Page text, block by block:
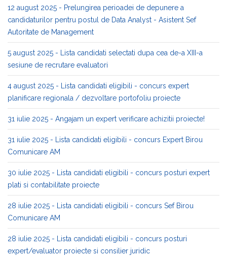
12 august 2025 - Prelungirea perioadei de depunere a
candidaturilor pentru postul de Data Analyst - Asistent Sef
Autoritate de Management
5 august 2025 - Lista candidati selectati dupa cea de-a XIII-a
sesiune de recrutare evaluatori
4 august 2025 - Lista candidati eligibili - concurs expert
planificare regionala / dezvoltare portofoliu proiecte
31 iulie 2025 - Angajam un expert verificare achizitii proiecte!
31 iulie 2025 - Lista candidati eligibili - concurs Expert Birou
Comunicare AM
30 iulie 2025 - Lista candidati eligibili - concurs posturi expert
plati si contabilitate proiecte
28 iulie 2025 - Lista candidati eligibili - concurs Sef Birou
Comunicare AM
28 iulie 2025 - Lista candidati eligibili - concurs posturi
expert/evaluator proiecte si consilier juridic